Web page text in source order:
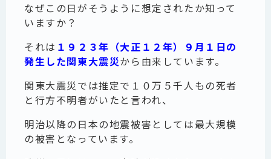
なぜこの日がそうように想定されたか知って
いますか？
それは １９２３年（大正１２年）９月１日の
発生した関東大震災から由来しています。
関東大震災では推定で１０万５千人もの死者
と行方不明者がいたと言われ、
明治以降の日本の地震被害としては最大規模
の被害となっています。